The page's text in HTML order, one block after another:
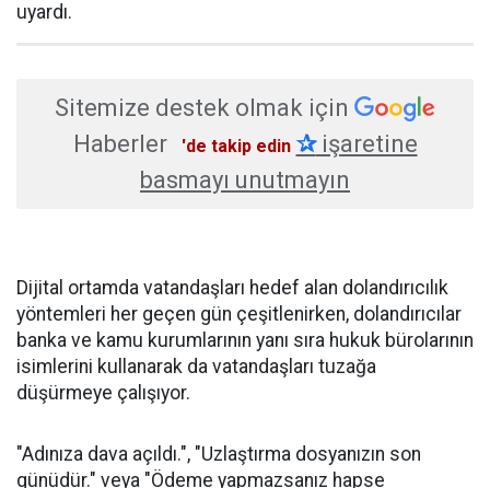
uyardı.
Sitemize destek olmak için
Haberler
'de takip edin ✰işaretine
basmayı unutmayın
Dijital ortamda vatandaşları hedef alan dolandırıcılık
yöntemleri her geçen gün çeşitlenirken, dolandırıcılar
banka ve kamu kurumlarının yanı sıra hukuk bürolarının
isimlerini kullanarak da vatandaşları tuzağa
düşürmeye çalışıyor.
"Adınıza dava açıldı.", "Uzlaştırma dosyanızın son
günüdür." veya "Ödeme yapmazsanız hapse